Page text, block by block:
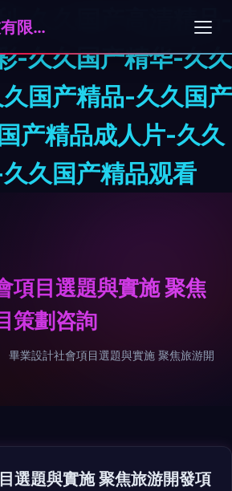
-久久国产高清精品-
-久久国产精华-久久
国产精品-久久国产
产精品成人片-久久
久国产精品观看
上海扶疏鯉科技有限公司
項目選題與實施 聚焦
策劃咨詢
畢業設計社會項目選題與實施 聚焦旅游開
選題與實施 聚焦旅游開發項